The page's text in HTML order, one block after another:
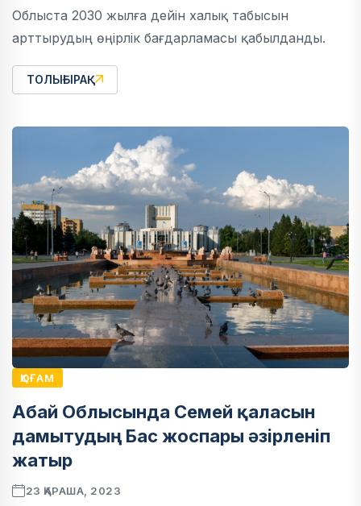
Облыста 2030 жылға дейін халық табысын
арттырудың өңірлік бағдарламасы қабылданды.
ТОЛЫҒЫРАҚ
ҚОҒАМ
Абай Облысында Семей қаласын
дамытудың Бас жоспары әзірленіп
жатыр
23 ҚАРАША, 2023